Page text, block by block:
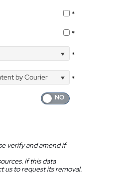
*
*
*
by Courier
*
verify and amend if
If this data
us to request its removal.